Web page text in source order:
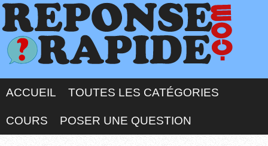
ACCUEIL TOUTES LES CATÉGORIES
COURS POSER UNE QUESTION